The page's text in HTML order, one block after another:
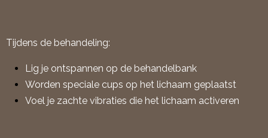
Tijdens de behandeling:
Lig je ontspannen op de behandelbank
Worden speciale cups op het lichaam geplaatst
Voel je zachte vibraties die het lichaam activeren